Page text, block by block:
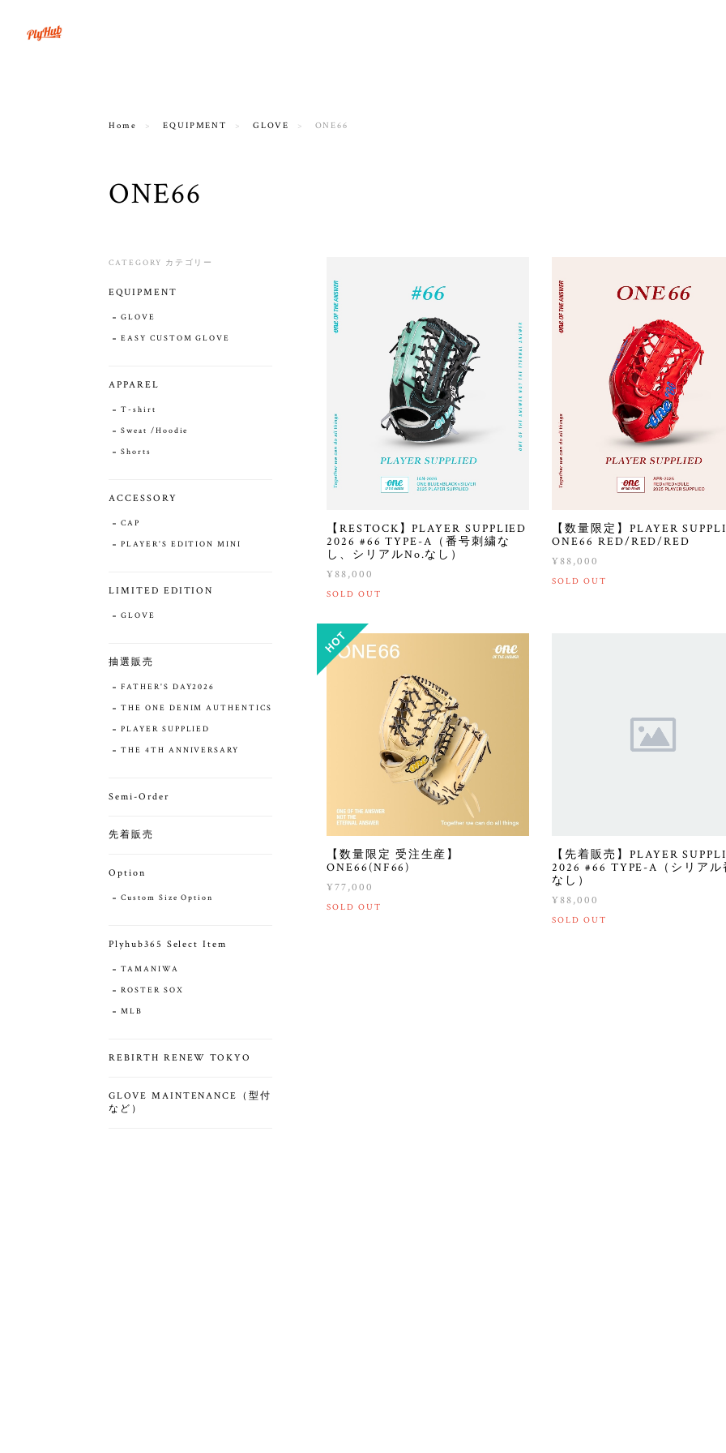
Home EQUIPMENT GLOVE ONE66
ONE66
【RESTOCK】PLAYER SUPPLIED
2026 #66 TYPE-A（番号刺繍な
し、シリアルNo.なし）
¥88,000
SOLD OUT
【数量限定】PLAYER
ONE66 RED/RED/RED
¥88,000
SOLD OUT
【数量限定 受注生産】
ONE66(NF66)
¥77,000
SOLD OUT
【先着販売】PLAYER
2026 #66 TYPE-A（シリアル
なし）
¥88,000
SOLD OUT
CATEGORY カテゴリー
EQUIPMENT
GLOVE
EASY CUSTOM GLOVE
APPAREL
T-shirt
Sweat /Hoodie
Shorts
ACCESSORY
CAP
PLAYER'S EDITION MINI
LIMITED EDITION
GLOVE
抽選販売
FATHER'S DAY2026
THE ONE DENIM AUTHENTICS
PLAYER SUPPLIED
THE 4TH ANNIVERSARY
Semi-Order
先着販売
Option
Custom Size Option
Plyhub365 Select Item
TAMANIWA
ROSTER SOX
MLB
REBIRTH RENEW TOKYO
GLOVE MAINTENANCE（型付
など）